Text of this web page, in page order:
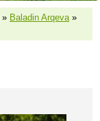
» Baladin Arqeva»